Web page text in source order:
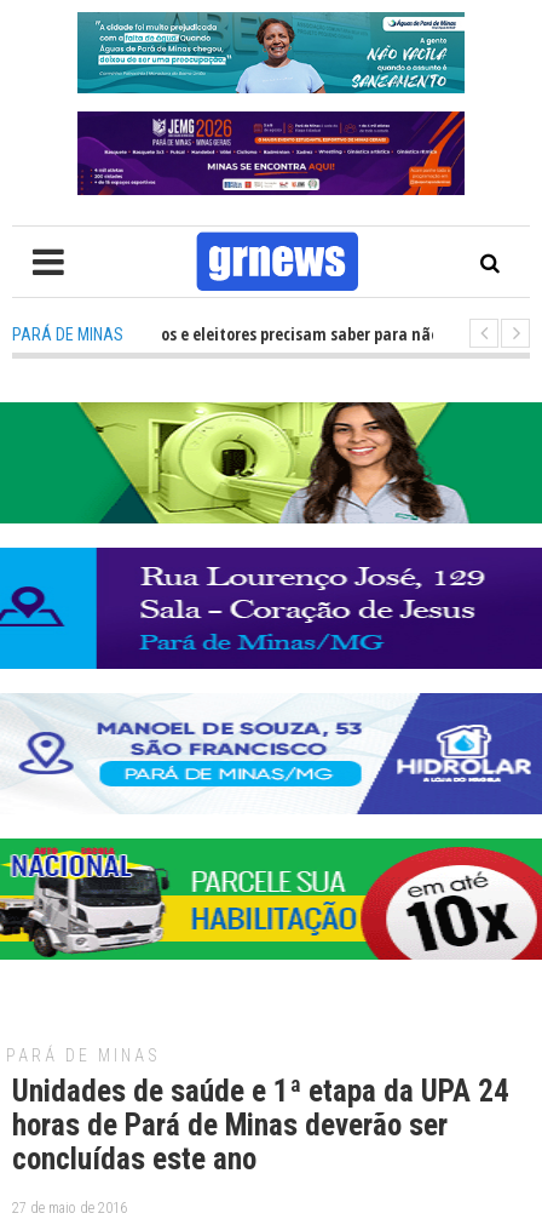
PARÁ DE MINAS
O que candidatos e eleitores precisam saber para não ter problemas nas
PARÁ DE MINAS
Unidades de saúde e 1ª etapa da UPA 24
horas de Pará de Minas deverão ser
concluídas este ano
27 de maio de 2016